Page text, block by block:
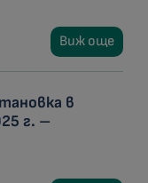
Виж още
в
г. –